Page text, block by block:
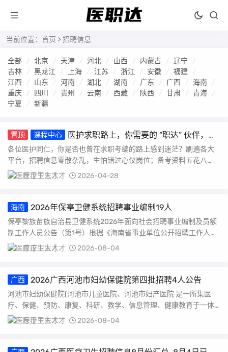
当前位置： 首页 >招聘信息
全部 北京 天津 河北 山西 内蒙古
辽宁
吉林
黑龙江 上海 江苏 浙江 安徽
福建
江西
山东 河南 湖北 湖南 广东 广西
海南
重庆
四川 贵州 云南 西藏 陕西 甘肃
青海
宁夏
新疆
置顶 课程中心
医护求职路上，你需要的 “职达” 伙伴，我
们来了！
各位医护同仁，你是否也曾在求职考编的路上感到迷茫？刷遍各大
平台，招聘信息零散杂乱，生怕错过心仪岗位；备考资料五花八
门，找不到系统的复习方...
医疗卫生人才 2026-04-28
海南 2026年保亭卫健系统招聘事业编制19人
保亭黎族苗族自治县卫健系统2026年面向社会招聘事业编制及员额
制工作人员公告（第1号）根据《海南省事业单位公开招聘工作人员
实施办法》（琼...
医疗卫生人才 2026-08-04
广西 2026广西河池市妇幼保健院第四批招聘4人公告
河池市妇幼保健院(河池市儿童医院、河池市妇产医院 是一所集医
疗、保健、预防、康复、科研、教学、信息管理、健康教育于一体
的国家三级甲等妇幼...
医疗卫生人才 2026-08-04